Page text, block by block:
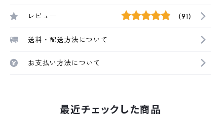
レビュー (91)
送料・配送方法について
お支払い方法について
最近チェックした商品